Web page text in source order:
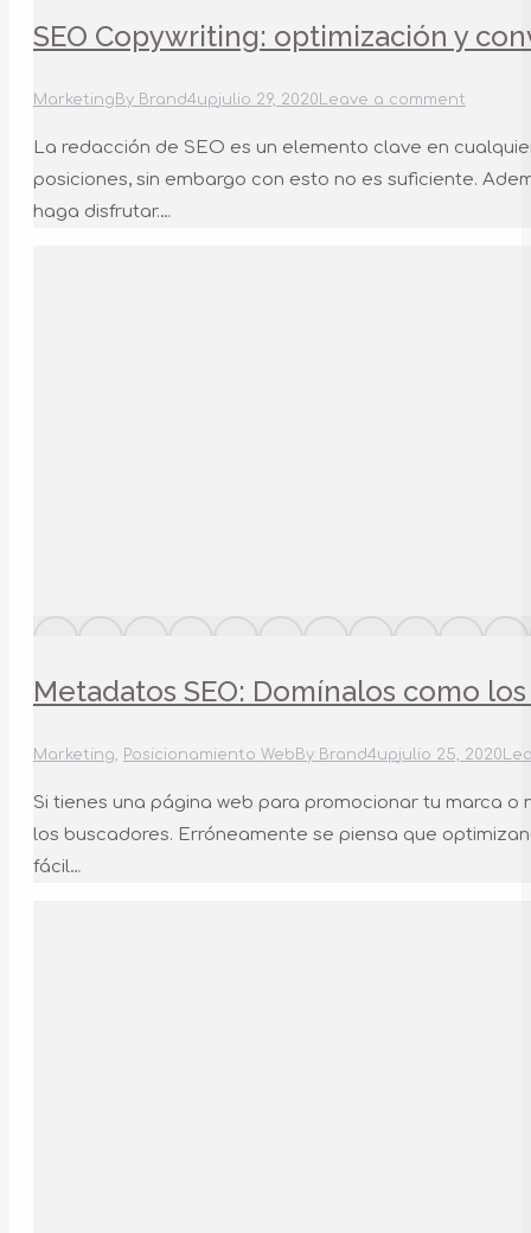
SEO Copywriting: optimización y
Marketing By Brand4upjulio 29, 2020 Leave a comment
La redacción de SEO es un elemento clave en
posiciones, sin embargo con esto no es suficiente.
haga disfrutar.…
Metadatos SEO: Domínalos como
Marketing, Posicionamiento Web By Brand4upjulio 25, 2020
Si tienes una página web para promocionar tu marca
los buscadores. Erróneamente se piensa que
fácil…